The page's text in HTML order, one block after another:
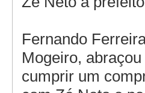
Fernando
Mogeiro,
cumprir um